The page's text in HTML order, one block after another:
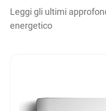
Leggi gli ultimi
energetico